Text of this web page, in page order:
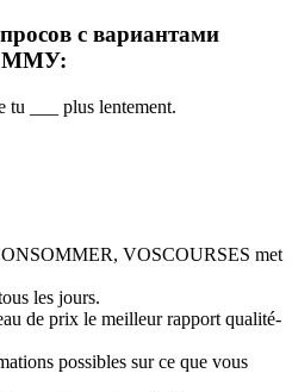
с вариантами
ММУ:
tu ___ plus lentement.
VOSCOURSES met
les jours.
de prix le meilleur rapport qualité-
possibles sur ce que vous